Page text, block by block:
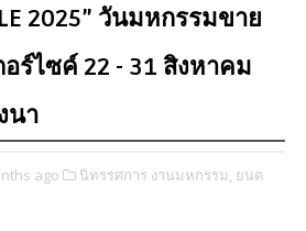
2025” วันมหกรรมขาย
ร์ไซค์ 22 - 31 สิงหาคม
นา
ago นิทรรศการ งานมหกรรม, ยนต